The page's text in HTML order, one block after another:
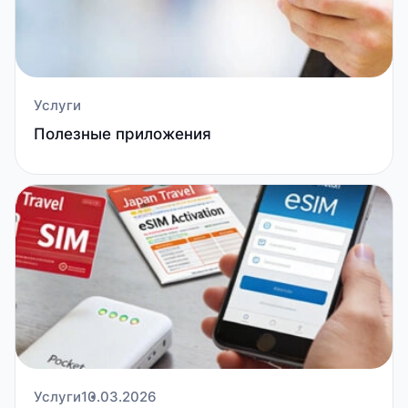
Услуги
Полезные приложения
Услуги10.03.2026